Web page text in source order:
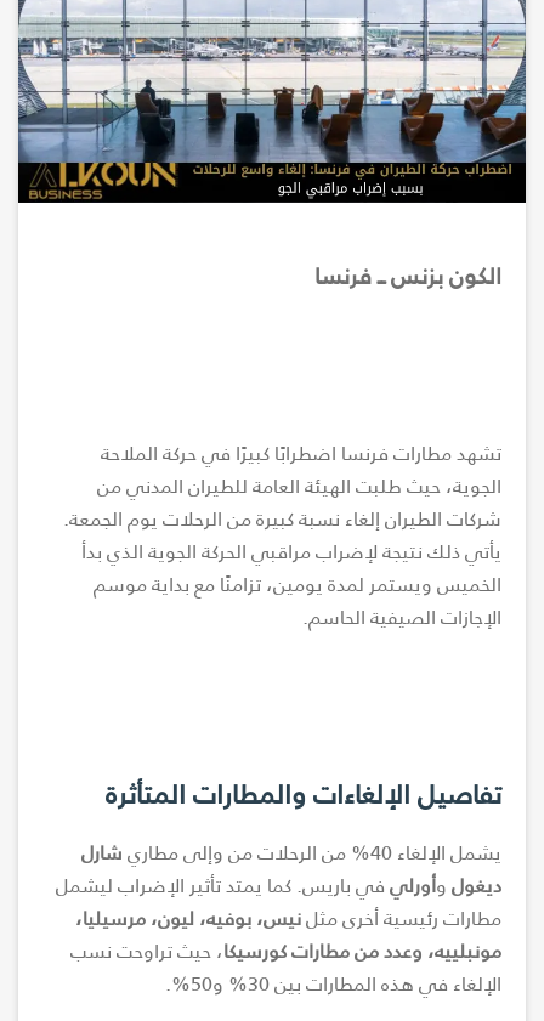
الكون بزنس ــ فرنسا
تشهد مطارات فرنسا اضطرابًا كبيرًا في حركة الملاحة
الجوية، حيث طلبت الهيئة العامة للطيران المدني من
شركات الطيران إلغاء نسبة كبيرة من الرحلات يوم الجمعة.
يأتي ذلك نتيجة لإضراب مراقبي الحركة الجوية الذي بدأ
الخميس ويستمر لمدة يومين، تزامنًا مع بداية موسم
الإجازات الصيفية الحاسم.
تفاصيل الإلغاءات والمطارات المتأثرة
يشمل الإلغاء 40% من الرحلات من وإلى مطاري
شارل
ديغول وأورلي في باريس. كما يمتد تأثير الإضراب ليشمل
مطارات رئيسية أخرى مثلنيس، بوفيه، ليون، مرسيليا،
مونبلييه، وعدد من مطارات كورسيكا، حيث تراوحت نسب
الإلغاء في هذه المطارات بين 30% و50%.